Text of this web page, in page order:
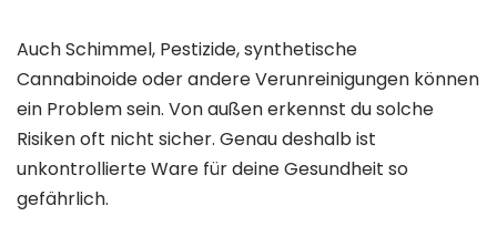
Auch Schimmel, Pestizide, synthetische
Cannabinoide oder andere Verunreinigungen können
ein Problem sein. Von außen erkennst du solche
Risiken oft nicht sicher. Genau deshalb ist
unkontrollierte Ware für deine Gesundheit so
gefährlich.